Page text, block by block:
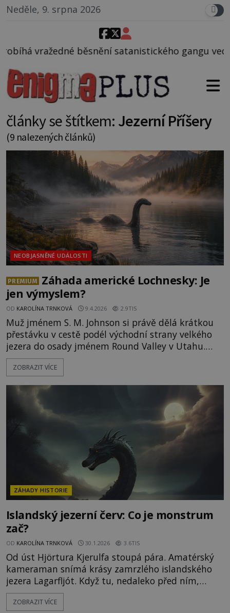
Neděle, 9. srpna 2026
satanistického gangu vedeného Charlesem
články se štítkem: Jezerní Příšery
(9 nalezených článků)
NEOBJASNĚNÉ UDÁLOSTI
PREMIUM
Záhada americké Lochnesky: Je
jen výmyslem?
OD KAROLÍNA TRNKOVÁ 9.4.2026 2.9TIS
Muž jménem S. M. Johnson si právě dělá krátkou
přestávku v cestě podél východní strany velkého
jezera do osady jménem Round Valley v Utahu.
Posadí se na velký ohlazený kámen, napije se ze
své čutory a pozoruje klidné jezero před sebou.
podivný tmavý objekt, který se rychle přibližuje.
ZOBRAZIT VÍCE
ZÁHADY HISTORIE
Islandský jezerní červ: Co je monstrum
zač?
OD KAROLÍNA TRNKOVÁ 30.1.2026 3.6TIS
Od úst Hjörtura Kjerulfa stoupá pára. Amatérský
kameraman snímá krásy zamrzlého islandského
jezera Lagarfljót. Když tu, nedaleko před ním,
začne zničehonic praskat led. Kjerulf proto obrátí
kameru oním směrem. Jen co tak učiní, div že
ZOBRAZIT VÍCE